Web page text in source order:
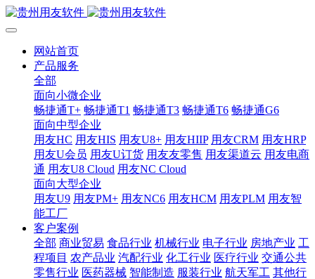
网站首页
产品服务
全部
面向小微企业
畅捷通T+ 畅捷通T1 畅捷通T3 畅捷通T6 畅捷通G6
面向中型企业
用友HC 用友HIS 用友U8+ 用友HIIP 用友CRM 用友HRP
用友U会员 用友U订货 用友友零售 用友渠道云 用友电商
通 用友U8 Cloud 用友NC Cloud
面向大型企业
用友U9 用友PM+ 用友NC6 用友HCM 用友PLM 用友智
能工厂
客户案例
全部 商业贸易 食品行业 机械行业 电子行业 房地产业 工
程项目 农产品业 汽配行业 化工行业 医疗行业 交通公共
零售行业 医药器械 智能制造 服装行业 航天军工 其他行